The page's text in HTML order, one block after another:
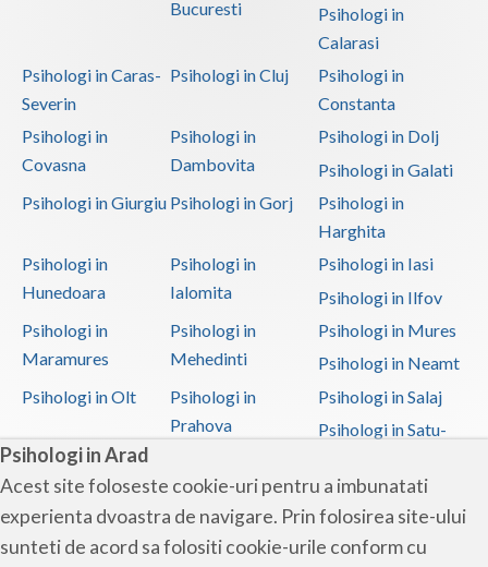
Psihologi in Arad
Acest site foloseste cookie-uri pentru a imbunatati
experienta dvoastra de navigare. Prin folosirea site-ului
sunteti de acord sa folositi cookie-urile conform cu
Bucuresti
Psihologi in
Calarasi
Psihologi in Caras-
Severin
Psihologi in Cluj
Psihologi in
Constanta
Psihologi in
Covasna
Psihologi in
Dambovita
Psihologi in Dolj
Psihologi in Galati
Psihologi in Giurgiu Psihologi in Gorj
Psihologi in
Harghita
Psihologi in
Hunedoara
Psihologi in
Ialomita
Psihologi in Iasi
Psihologi in Ilfov
Psihologi in
Maramures
Psihologi in
Mehedinti
Psihologi in Mures
Psihologi in Neamt
Psihologi in Olt
Psihologi in
Prahova
Psihologi in Salaj
Psihologi in Satu-
Psihologi in Sibiu
Psihologi in
Suceava
Psihologi in
Teleorman
Psihologi in Timis
Psihologi in Tulcea Psihologi in Valcea